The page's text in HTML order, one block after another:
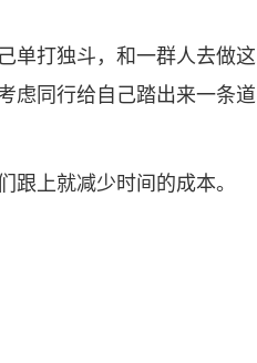
打独斗，和一群人去做这
虑同行给自己踏出来一条道
上就减少时间的成本。